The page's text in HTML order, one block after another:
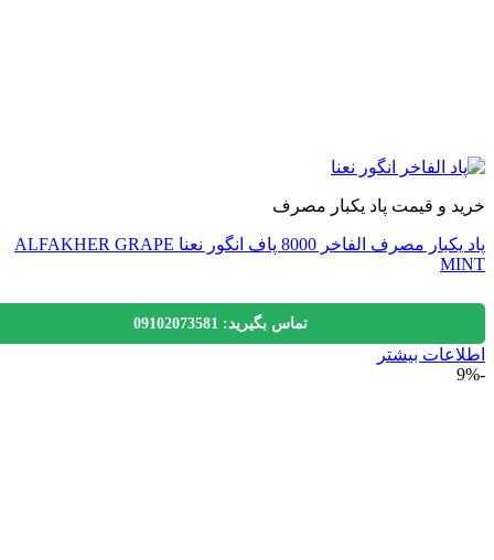
و قیمت پاد یکبار مصرف
پاد یکبار مصرف الفاخر 8000 پاف انگور نعنا ALFAKHER GRAPE
تماس بگیرید: 09102073581
بیشتر